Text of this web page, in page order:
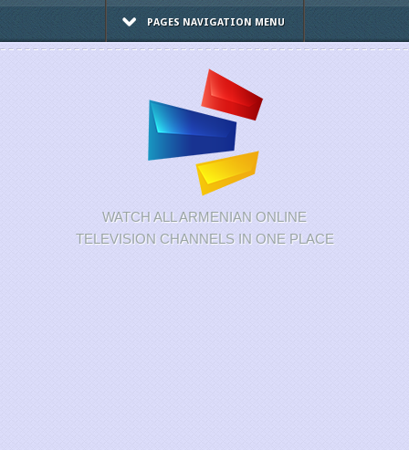
PAGES NAVIGATION MENU
WATCH ALL ARMENIAN ONLINE
TELEVISION CHANNELS IN ONE PLACE